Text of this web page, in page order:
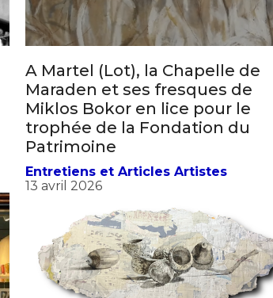
A Martel (Lot), la Chapelle de
Maraden et ses fresques de
Miklos Bokor en lice pour le
trophée de la Fondation du
Patrimoine
Entretiens et Articles Artistes